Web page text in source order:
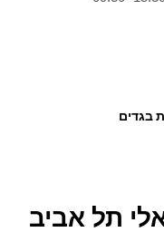
בגדים
תל אביב